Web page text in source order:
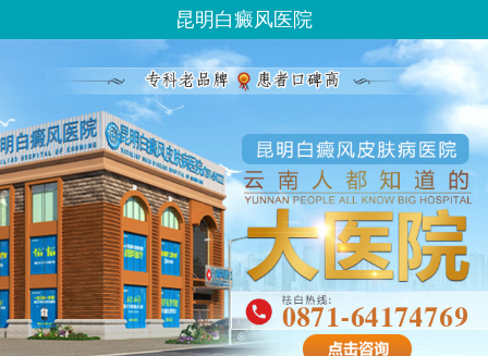
昆明白癜风医院
请问你是有白斑、白癜风问题吗？